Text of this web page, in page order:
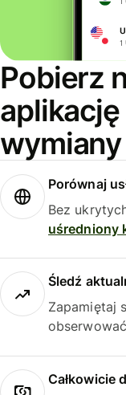
Pobierz
Porównaj
Bez
uśredniony
Śledź
Zapamiętaj
Całkowicie